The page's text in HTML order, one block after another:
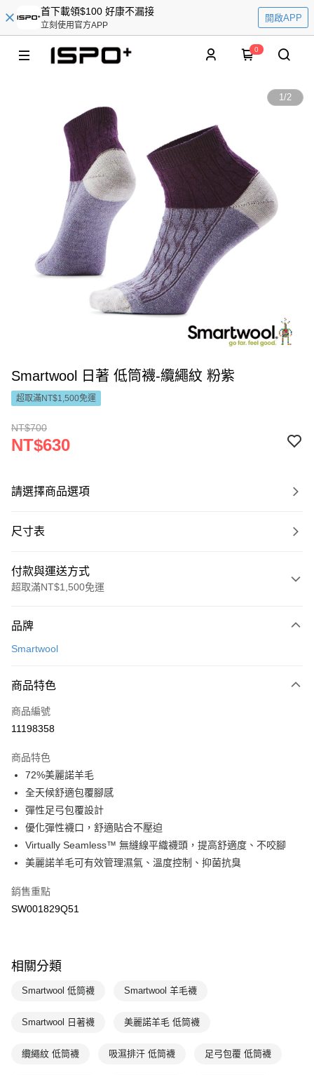
首下載領$100 好康不漏接
立刻使用官方APP
開啟APP
0
1/2
Smartwool 日著 低筒襪-纜繩紋 粉紫
超取滿NT$1,500免運
NT$700
NT$630
請選擇商品選項
尺寸表
付款與運送方式
超取滿NT$1,500免運
信用卡一次付款
Apple Pay
悠遊付
7-11取貨(快速到店)
每筆NT$100，滿NT$1,500(含以上)免運費
宅配-本島
每筆NT$100，滿NT$1,500(含以上)免運費
品牌
Smartwool
商品特色
商品編號
11198358
商品特色
72%美麗諾羊毛
全天候舒適包覆腳感
彈性足弓包覆設計
優化彈性襪口，舒適貼合不壓迫
Virtually Seamless™ 無縫線平織襪頭，提高舒適度、不咬腳
美麗諾羊毛可有效管理濕氣、溫度控制、抑菌抗臭
銷售重點
SW001829Q51
相關分類
Smartwool 低筒襪 Smartwool 羊毛襪
Smartwool 日著襪 美麗諾羊毛 低筒襪
纜繩紋 低筒襪 吸濕排汗 低筒襪 足弓包覆 低筒襪